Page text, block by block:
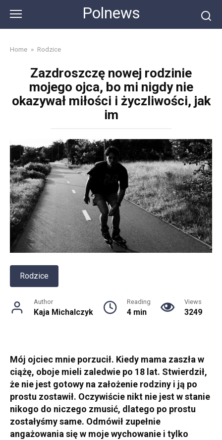
content
Polnews
Home » Rodzice
Zazdroszczę nowej rodzinie
mojego ojca, bo mi nigdy nie
okazywał miłości i życzliwości, jak
im
Rodzice
Author
Kaja Michalczyk
Reading
4 min
Views
3249
Mój ojciec mnie porzucił. Kiedy mama zaszła w
ciążę, oboje mieli zaledwie po 18 lat. Stwierdził,
że nie jest gotowy na założenie rodziny i ją po
prostu zostawił. Oczywiście nikt nie jest w stanie
nikogo do niczego zmusić, dlatego po prostu
zostałyśmy same. Odmówił zupełnie
angażowania się w moje wychowanie i tylko